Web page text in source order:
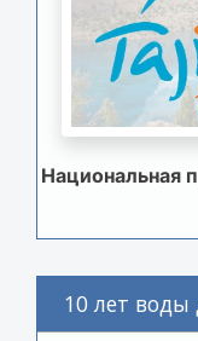
Национальная
10 лет воды